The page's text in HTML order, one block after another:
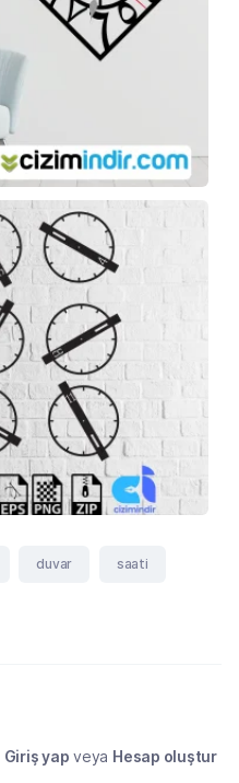
duvar saati
Giriş yap veya Hesap oluştur